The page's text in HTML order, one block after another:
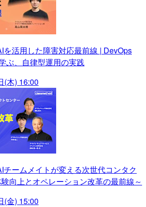
を活用した障害対応最前線 | DevOps
ぶ、自律型運用の実践
(木) 16:00
チームメイトが変える次世代コンタク
向上とオペレーション改革の最前線～
(金) 15:00